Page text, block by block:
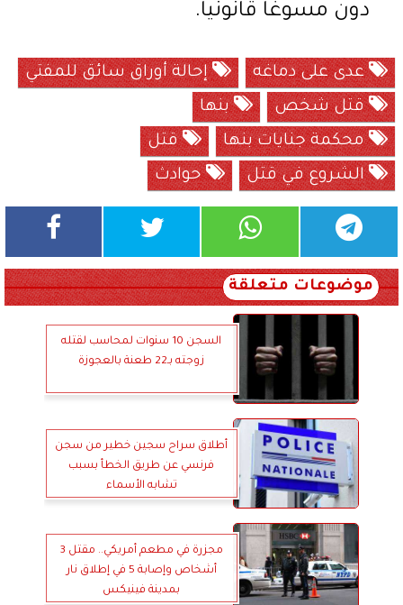
دون مسوغاً قانونياً.
عدى على دماغه
إحالة أوراق سائق للمفتي
قتل شخص
بنها
محكمة جنايات بنها
قتل
الشروع في قتل
حوادث
موضوعات متعلقة
السجن 10 سنوات لمحاسب لقتله
زوجته بـ22 طعنة بالعجوزة
أطلاق سراح سجين خطير من سجن
فرنسي عن طريق الخطأ بسبب
تشابه الأسماء
مجزرة في مطعم أمريكي.. مقتل 3
أشخاص وإصابة 5 في إطلاق نار
بمدينة فينيكس